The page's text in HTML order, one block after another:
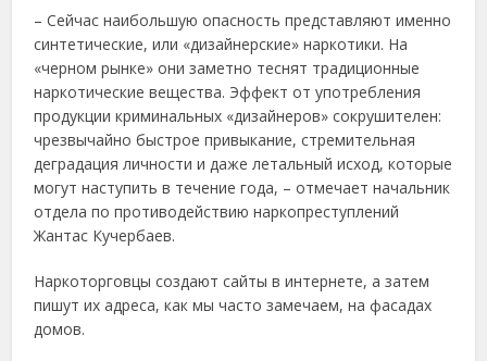
– Сейчас наибольшую опасность представляют именно
синтетические, или «дизайнерские» наркотики. На
«черном рынке» они заметно теснят традиционные
наркотические вещества. Эффект от употребления
продукции криминальных «дизайнеров» сокрушителен:
чрезвычайно быстрое привыкание, стремительная
деградация личности и даже летальный исход, которые
могут наступить в течение года, – отмечает начальник
отдела по противодействию наркопреступлений
Жантас Кучербаев.
Наркоторговцы создают сайты в интернете, а затем
пишут их адреса, как мы часто замечаем, на фасадах
домов.